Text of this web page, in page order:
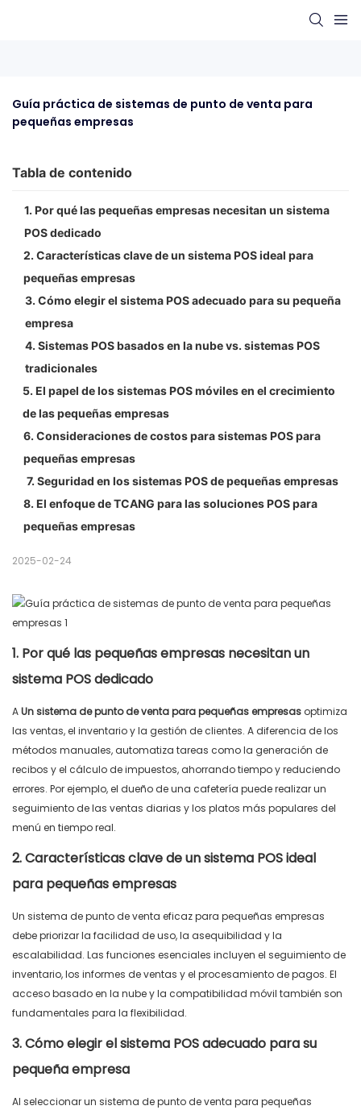
Guía práctica de sistemas de punto de venta para
pequeñas empresas
Tabla de contenido
1. Por qué las pequeñas empresas necesitan un sistema
POS dedicado
2. Características clave de un sistema POS ideal para
pequeñas empresas
3. Cómo elegir el sistema POS adecuado para su pequeña
empresa
4. Sistemas POS basados ​​en la nube vs. sistemas POS
tradicionales
5. El papel de los sistemas POS móviles en el crecimiento
de las pequeñas empresas
6. Consideraciones de costos para sistemas POS para
pequeñas empresas
7. Seguridad en los sistemas POS de pequeñas empresas
8. El enfoque de TCANG para las soluciones POS para
pequeñas empresas
2025-02-24
1. Por qué las pequeñas empresas necesitan un
sistema POS dedicado
AUn sistema de punto de venta para pequeñas empresas optimiza
las ventas, el inventario y la gestión de clientes. A diferencia de los
métodos manuales, automatiza tareas como la generación de
recibos y el cálculo de impuestos, ahorrando tiempo y reduciendo
errores. Por ejemplo, el dueño de una cafetería puede realizar un
seguimiento de las ventas diarias y los platos más populares del
menú en tiempo real.
2. Características clave de un sistema POS ideal
para pequeñas empresas
Un sistema de punto de venta eficazpara pequeñas empresas
debe priorizar la facilidad de uso, la asequibilidad y la
escalabilidad. Las funciones esenciales incluyen el seguimiento de
inventario, los informes de ventas y el procesamiento de pagos. El
acceso basado en la nube y la compatibilidad móvil también son
fundamentales para la flexibilidad.
3. Cómo elegir el sistema POS adecuado para su
pequeña empresa
Al seleccionar un sistema de punto de venta para pequeñas